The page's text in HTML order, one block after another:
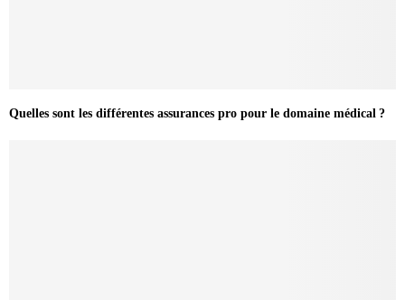
Quelles sont les différentes assurances pro pour le domaine médical ?